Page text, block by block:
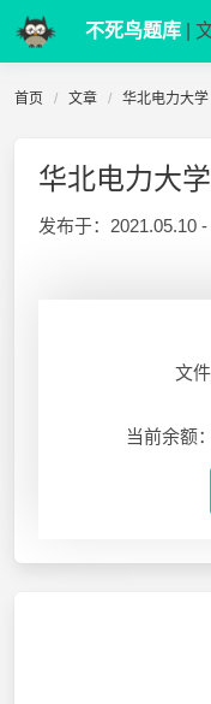
不死鸟题库 |
首页 文章 华北电力大学
发布于： 2021.05.10
文
当前余额